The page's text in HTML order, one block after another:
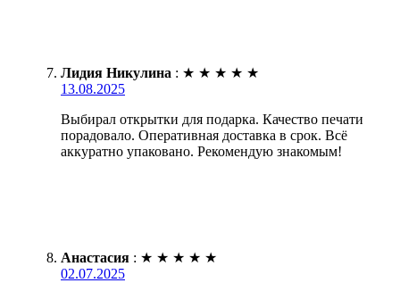
Лидия Никулина : ★ ★ ★ ★ ★
13.08.2025
Выбирал открытки для подарка. Качество печати
порадовало. Оперативная доставка в срок. Всё
аккуратно упаковано. Рекомендую знакомым!
Анастасия : ★ ★ ★ ★ ★
02.07.2025